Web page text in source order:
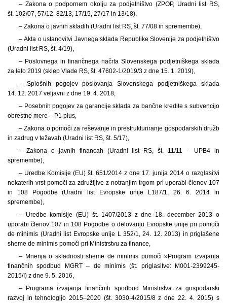
– Zakona o podpornem okolju za podjetništvo (ZPOP, Uradni list RS,
št. 102/07, 57/12, 82/13, 17/15, 27/17 in 13/18),
– Zakona o javnih skladih (Uradni list RS, št. 77/08 in spremembe),
– Akta o ustanovitvi Javnega sklada Republike Slovenije za podjetništvo
(Uradni list RS, št. 4/19),
– Poslovnega in finančnega načrta Slovenskega podjetniškega sklada
za leto 2019 (sklep Vlade RS, št. 47602-1/2019/3 z dne 15. 1. 2019),
– Splošnih pogojev poslovanja Slovenskega podjetniškega sklada
14. 12. 2017 veljavni z dne 19. 4. 2018,
– Posebnih pogojev za garancije sklada za bančne kredite s subvencijo
obrestne mere – P1 plus,
– Zakona o pomoči za reševanje in prestrukturiranje gospodarskih družb
in zadrug v težavah (Uradni list RS, št. 5/17),
– Zakona o javnih financah (Uradni list RS, št. 11/11 – UPB4 in
spremembe),
– Uredbe Komisije (EU) št. 651/2014 z dne 17. junija 2014 o razglasitvi
nekaterih vrst pomoči za združljive z notranjim trgom pri uporabi členov 107
in 108 Pogodbe (Uradni list Evropske unije L187/1, 26. 6. 2014 in
spremembe),
– Uredbe komisije (EU) št. 1407/2013 z dne 18. december 2013 o
uporabi členov 107 in 108 Pogodbe o delovanju Evropske unije pri pomoči
de minimis (Uradni list Evropske unije L 352/1, 24. 12. 2013) in priglašene
sheme de minimis pomoči pri Ministrstvu za finance,
– Mnenja o skladnosti sheme de minimis pomoči »Program izvajanja
finančnih spodbud MGRT – de minimis (št. priglasitve: M001-2399245-
2015/I) z dne 9. 5. 2016,
– Programa izvajanja finančnih spodbud Ministrstva za gospodarski
razvoj in tehnologijo 2015–2020 (št. 3030-4/2015/8 z dne 22. 4. 2015) s